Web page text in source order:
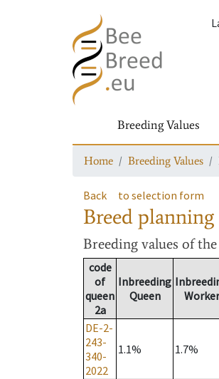
Breeding Values
Home Breeding Values
Back to selection form
Breed
Breeding values of
code
of
queen
2a
Inbreeding
Queen
Worker
DE-2-
243-
340-
2022
1.1% 1.7%